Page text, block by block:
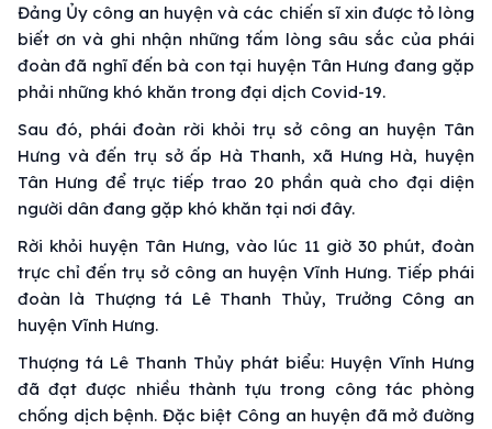
Đảng Ủy công an huyện và các chiến sĩ xin được tỏ lòng
biết ơn và ghi nhận những tấm lòng sâu sắc của phái
đoàn đã nghĩ đến bà con tại huyện Tân Hưng đang gặp
phải những khó khăn trong đại dịch Covid-19.
Sau đó, phái đoàn rời khỏi trụ sở công an huyện Tân
Hưng và đến trụ sở ấp Hà Thanh, xã Hưng Hà, huyện
Tân Hưng để trực tiếp trao 20 phần quà cho đại diện
người dân đang gặp khó khăn tại nơi đây.
Rời khỏi huyện Tân Hưng, vào lúc 11 giờ 30 phút, đoàn
trực chỉ đến trụ sở công an huyện Vĩnh Hưng. Tiếp phái
đoàn là Thượng tá Lê Thanh Thủy, Trưởng Công an
huyện Vĩnh Hưng.
Thượng tá Lê Thanh Thủy phát biểu: Huyện Vĩnh Hưng
đã đạt được nhiều thành tựu trong công tác phòng
chống dịch bệnh. Đặc biệt Công an huyện đã mở đường